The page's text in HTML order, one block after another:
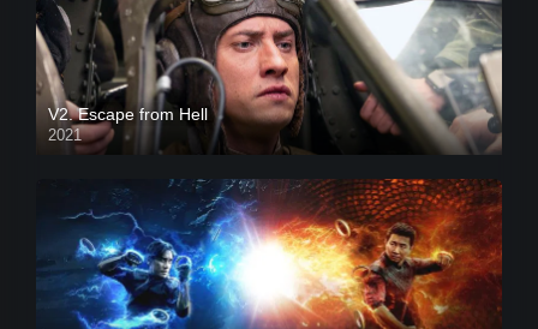
V2. Escape from Hell
2021